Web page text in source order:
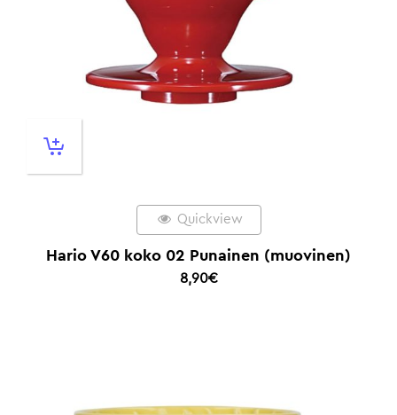
Quickview
Hario V60 koko 02 Punainen (muovinen)
8,90€